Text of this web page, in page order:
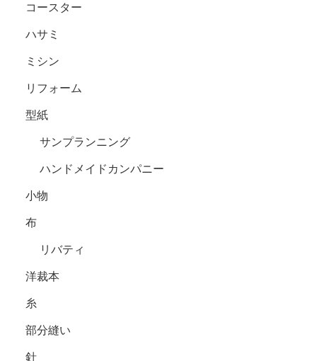
コースター
ハサミ
ミシン
リフォーム
型紙
サンプランニング
ハンドメイドカンパニー
小物
布
リバティ
洋裁本
糸
部分縫い
針